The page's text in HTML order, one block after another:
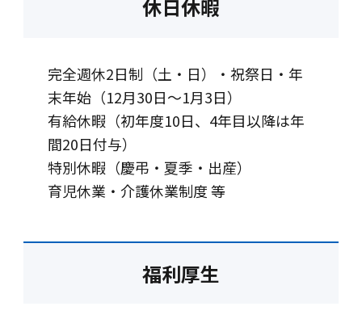
休日休暇
完全週休2日制（土・日）・祝祭日・年
末年始（12月30日～1月3日）
有給休暇（初年度10日、4年目以降は年
間20日付与）
特別休暇（慶弔・夏季・出産）
育児休業・介護休業制度 等
福利厚生